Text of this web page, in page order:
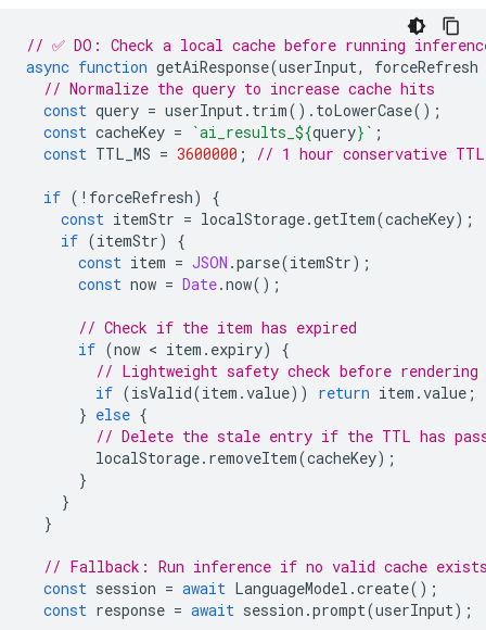
// ✅ DO: Check a local cache before running
async function getAiResponse(userInput,
forceRefresh
// Normalize the query to increase cache hits
const query = userInput. trim(). toLowerCase();
const cacheKey = `ai_results_ ${query} ` ;
const TTL_MS = 3600000 ; // 1 hour conservative TTL
if ( ! forceRefresh)
{
const itemStr = localStorage.getItem(cacheKey);
if (itemStr)
{
const item = JSON .parse(itemStr);
const now = Date.now();
// Check if the item has expired
if (now < item . expiry)
{
// Lightweight safety check before rendering
if (isValid(item .value)) return item .value ;
} else {
// Delete the stale entry if the TTL has
localStorage. removeItem(cacheKey);
}
}
}
// Fallback: Run inference if no valid cache
const session = await LanguageModel .create();
const response = await session .prompt(userInput);